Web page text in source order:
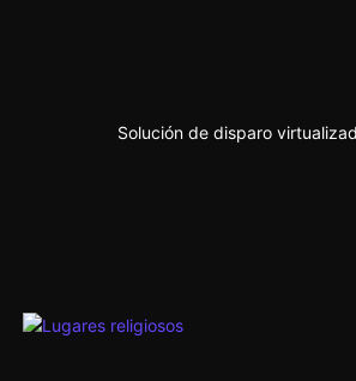
Solución de disparo